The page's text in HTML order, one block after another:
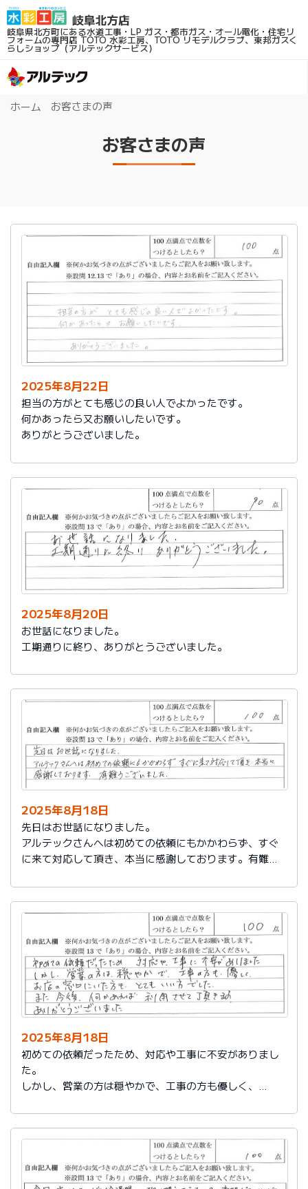
岐阜県北方町にある水道工事・LP ガス・都市ガス・オール電化・住宅リ
フォームの専門店TOTO 水彩工房、TOTO リモデルクラブ、東邦ガスく
らしショップ（アルテックサービス）
ホーム お客さまの声
お客さまの声
2025年8月22日
担当の方がとても感じの良い人でよかったです。
何かあったら又お願いしたいです。
ありがとうございました。
2025年8月20日
お世話になりました。
工期通りに終り、ありがとうございました。
2025年8月18日
先日はお世話になりました。
アルテックさんへは初めての依頼にもかかわらず、すぐ
に来て対応して頂き、本当に感謝しております。有難う
2025年8月18日
初めての依頼だったため、対応や工事に不安がありまし
た。
しかし、営業の方は穏やかで、工事の方も優しく、
また今後、何かあれば利用させて頂きます。
ありがとうございました。